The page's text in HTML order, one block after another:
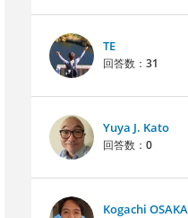
TE
回答数： 31
Yuya J. Kato
回答数： 0
Kogachi OSAKA